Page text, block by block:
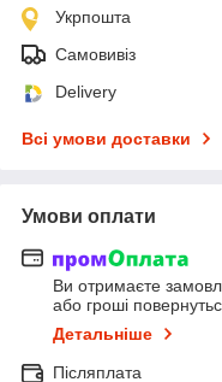
Укрпошта
Самовивіз
Delivery
Всі умови доставки
Умови оплати
Ви отримаєте
або гроші
Детальніше
Післяплата